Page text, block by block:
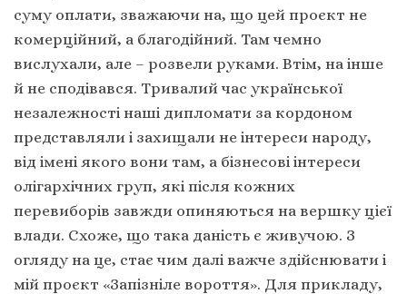
суму оплати, зважаючи на, що цей проєкт не
комерційний, а благодійний. Там чемно
вислухали, але – розвели руками. Втім, на інше
й не сподівався. Тривалий час української
незалежності наші дипломати за кордоном
представляли і захищали не інтереси народу,
від імені якого вони там, а бізнесові інтереси
олігархічних груп, які після кожних
перевиборів завжди опиняються на вершку цієї
влади. Схоже, що така даність є живучою. З
огляду на це, стає чим далі важче здійснювати і
мій проєкт «Запізніле вороття». Для прикладу,